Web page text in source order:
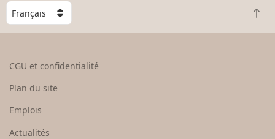
C
h
o
e
u
R
e
CGU et confidentialité
Plan du site
Emplois
Actualités